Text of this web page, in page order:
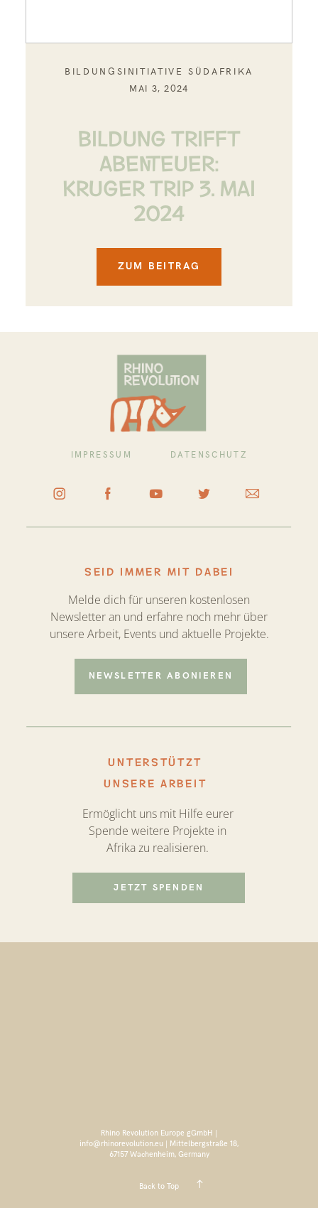
BILDUNGSINITIATIVE SÜDAFRIKA
MAI 3, 2024
BILDUNG TRIFFT
ABENTEUER:
KRUGER TRIP 3. MAI
2024
ZUM BEITRAG
UNTERSTÜTZT
UNSERE ARBEIT
SEID IMMER MIT DABEI
Ermöglicht uns mit Hilfe eurer
Spende weitere Projekte in
Afrika zu realisieren.
Melde dich für unseren kostenlosen
Newsletter an und erfahre noch mehr über
unsere Arbeit, Events und aktuelle Projekte.
IMPRESSUM DATENSCHUTZ
NEWSLETTER ABONIEREN
JETZT SPENDEN
Rhino Revolution Europe gGmbH |
info@rhinorevolution.eu | Mittelbergstraße 18,
67157 Wachenheim, Germany
Back to Top